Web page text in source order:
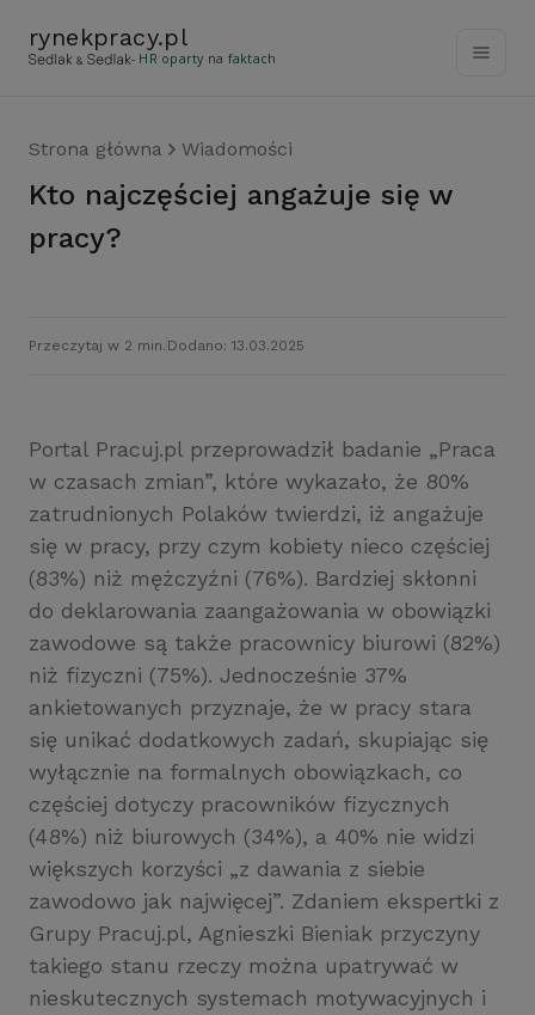
rynekpracy.pl
- HR oparty na faktach
Strona główna Wiadomości
Kto najczęściej angażuje się w
pracy?
Przeczytaj w 2 min. Dodano: 13.03.2025
Portal Pracuj.pl przeprowadził badanie „Praca
w czasach zmian”, które wykazało, że 80%
zatrudnionych Polaków twierdzi, iż angażuje
się w pracy, przy czym kobiety nieco częściej
(83%) niż mężczyźni (76%). Bardziej skłonni
do deklarowania zaangażowania w obowiązki
zawodowe są także pracownicy biurowi (82%)
niż fizyczni (75%). Jednocześnie 37%
ankietowanych przyznaje, że w pracy stara
się unikać dodatkowych zadań, skupiając się
wyłącznie na formalnych obowiązkach, co
częściej dotyczy pracowników fizycznych
(48%) niż biurowych (34%), a 40% nie widzi
większych korzyści „z dawania z siebie
zawodowo jak najwięcej”. Zdaniem ekspertki z
Grupy Pracuj.pl, Agnieszki Bieniak przyczyny
takiego stanu rzeczy można upatrywać w
nieskutecznych systemach motywacyjnych i